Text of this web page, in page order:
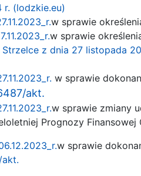
(lodzkie.eu)
w sprawie
w sprawie
Strzelce z dnia 27 listopada
w sprawie
akt.
w sprawie zmiany
Prognozy
w sprawie